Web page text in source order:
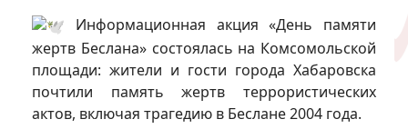
Информационная акция «День памяти
жертв Беслана» состоялась на Комсомольской
площади: жители и гости города Хабаровска
почтили память жертв террористических
актов, включая трагедию в Беслане 2004 года.